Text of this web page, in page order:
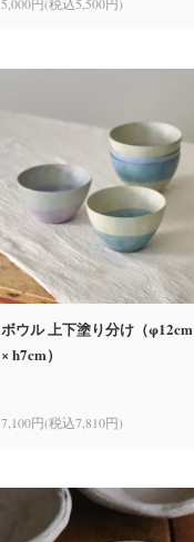
5,000円(税込5,500円)
ボウル 上下塗り分け（φ12cm
× h7cm）
7,100円(税込7,810円)